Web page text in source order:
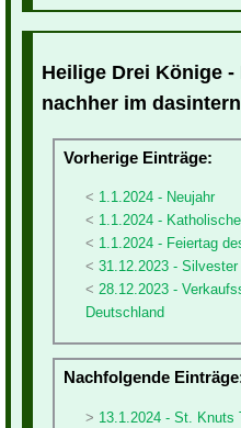
Heilige Drei Könige
nachher im
Vorherige Einträge:
1.1.2024 - Neujahr
1.1.2024 -
1.1.2024 - Feiertag
31.12.2023 - Silvester
28.12.2023 -
Deutschland
Nachfolgende
13.1.2024 - St. Knuts